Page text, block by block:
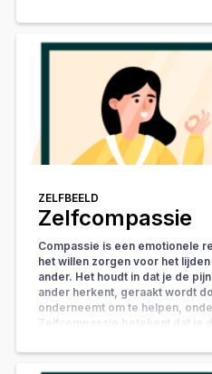
ZELFBEELD
Zelfcompassie
Compassie is een emotionele
het willen zorgen voor het
ander. Het houdt in dat je de
ander herkent, geraakt wordt
onderneemt om te helpen,
Zelfcompassie betekent dat je